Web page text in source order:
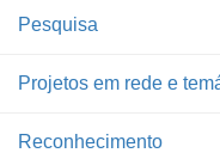
Pesquisa
Projetos em rede e
Reconhecimento